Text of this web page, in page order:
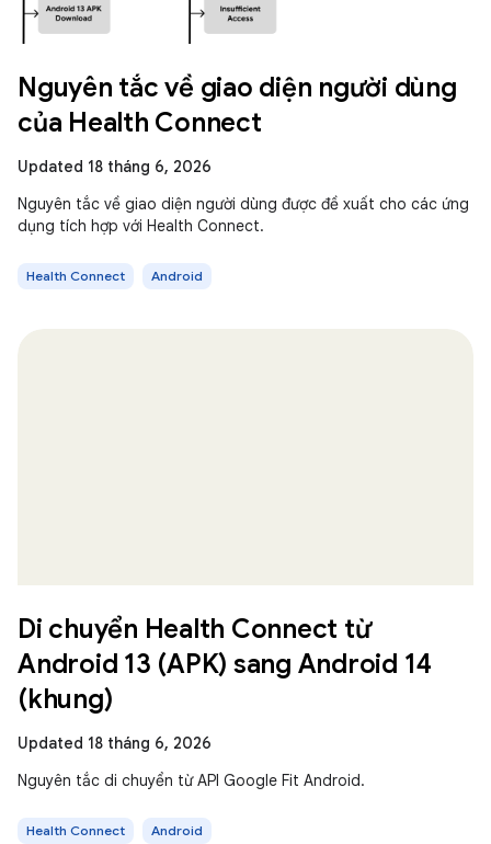
Nguyên tắc về giao diện người dùng
của Health Connect
Updated 18 tháng 6, 2026
Nguyên tắc về giao diện người dùng được đề xuất cho các ứng
dụng tích hợp với Health Connect.
Health Connect Android
Di chuyển Health Connect từ
Android 13 (APK) sang Android 14
(khung)
Updated 18 tháng 6, 2026
Nguyên tắc di chuyển từ API Google Fit Android.
Health Connect Android